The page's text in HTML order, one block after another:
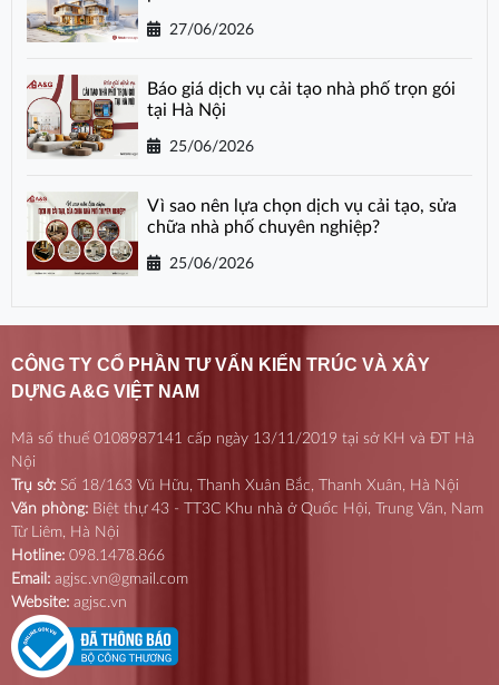
27/06/2026
Báo giá dịch vụ cải tạo nhà phố trọn gói
tại Hà Nội
25/06/2026
Vì sao nên lựa chọn dịch vụ cải tạo, sửa
chữa nhà phố chuyên nghiệp?
25/06/2026
CÔNG TY CỔ PHẦN TƯ VẤN KIẾN TRÚC VÀ XÂY
DỰNG A&G VIỆT NAM
Mã số thuế 0108987141 cấp ngày 13/11/2019 tại sở KH và ĐT Hà
Nội
Trụ sở: Số 18/163 Vũ Hữu, Thanh Xuân Bắc, Thanh Xuân, Hà Nội
Văn phòng: Biệt thự 43 - TT3C Khu nhà ở Quốc Hội, Trung Văn, Nam
Từ Liêm, Hà Nội
Hotline: 098.1478.866
Email: agjsc.vn@gmail.com
Website: agjsc.vn